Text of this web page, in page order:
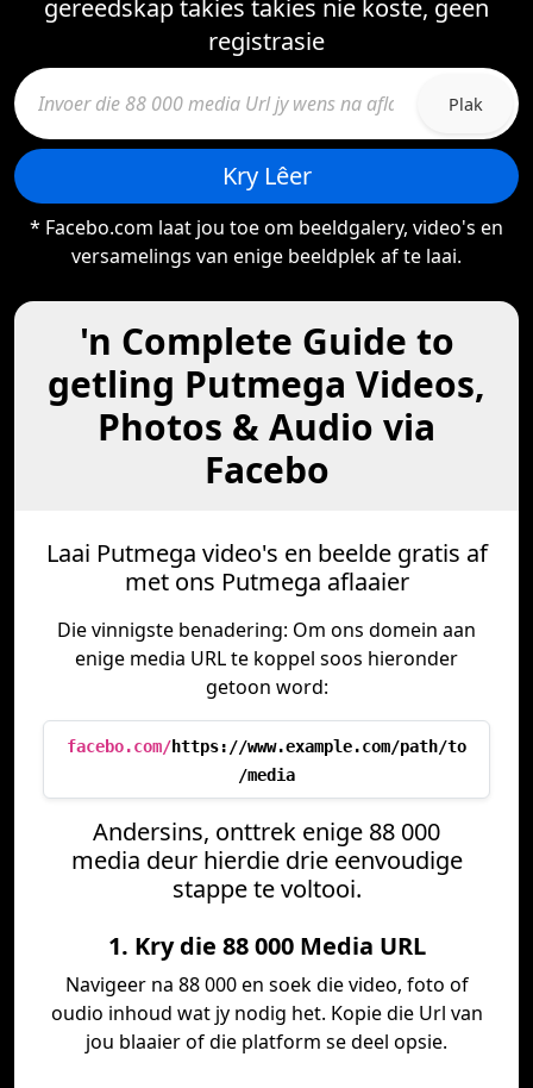
gereedskap takies takies nie koste, geen
registrasie
Plak
Kry Lêer
* Facebo.com laat jou toe om beeldgalery, video's en
versamelings van enige beeldplek af te laai.
'n Complete Guide to
getling Putmega Videos,
Photos & Audio via
Facebo
Laai Putmega video's en beelde gratis af
met ons Putmega aflaaier
Die vinnigste benadering: Om ons domein aan
enige media URL te koppel soos hieronder
getoon word:
facebo.com/https://www.example.com/path/to
/media
Andersins, onttrek enige 88 000
media deur hierdie drie eenvoudige
stappe te voltooi.
1. Kry die 88 000 Media URL
Navigeer na 88 000 en soek die video, foto of
oudio inhoud wat jy nodig het. Kopie die Url van
jou blaaier of die platform se deel opsie.